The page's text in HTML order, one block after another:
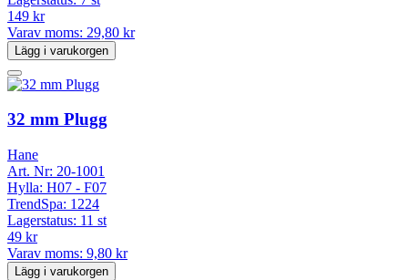
149 kr
Varav moms: 29,80 kr
Lägg i varukorgen
32 mm Plugg
Hane
Art. Nr: 20-1001
Hylla: H07 - F07
TrendSpa: 1224
Lagerstatus: 11 st
49 kr
Varav moms: 9,80 kr
Lägg i varukorgen